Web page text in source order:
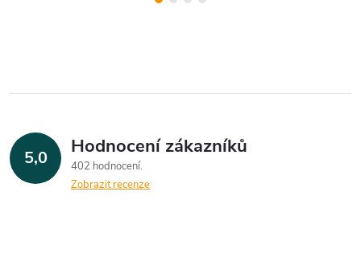
5,0 Hodnocení zákazníků
402 hodnocení
Zobrazit recenze